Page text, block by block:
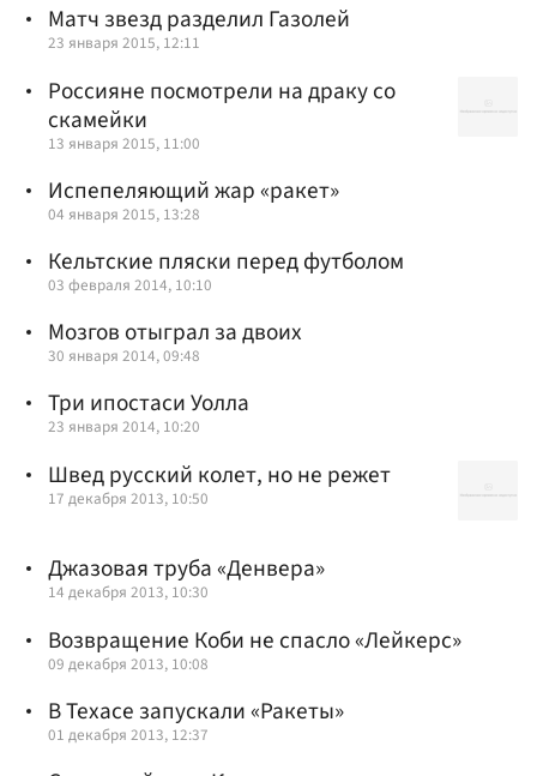
Матч звезд разделил Газолей
23 января 2015, 12:11
Россияне посмотрели на драку со
скамейки
13 января 2015, 11:00
Испепеляющий жар «ракет»
04 января 2015, 13:28
Кельтские пляски перед футболом
03 февраля 2014, 10:10
Мозгов отыграл за двоих
30 января 2014, 09:48
Три ипостаси Уолла
23 января 2014, 10:20
Швед русский колет, но не режет
17 декабря 2013, 10:50
Джазовая труба «Денвера»
14 декабря 2013, 10:30
Возвращение Коби не спасло «Лейкерс»
09 декабря 2013, 10:08
В Техасе запускали «Ракеты»
01 декабря 2013, 12:37